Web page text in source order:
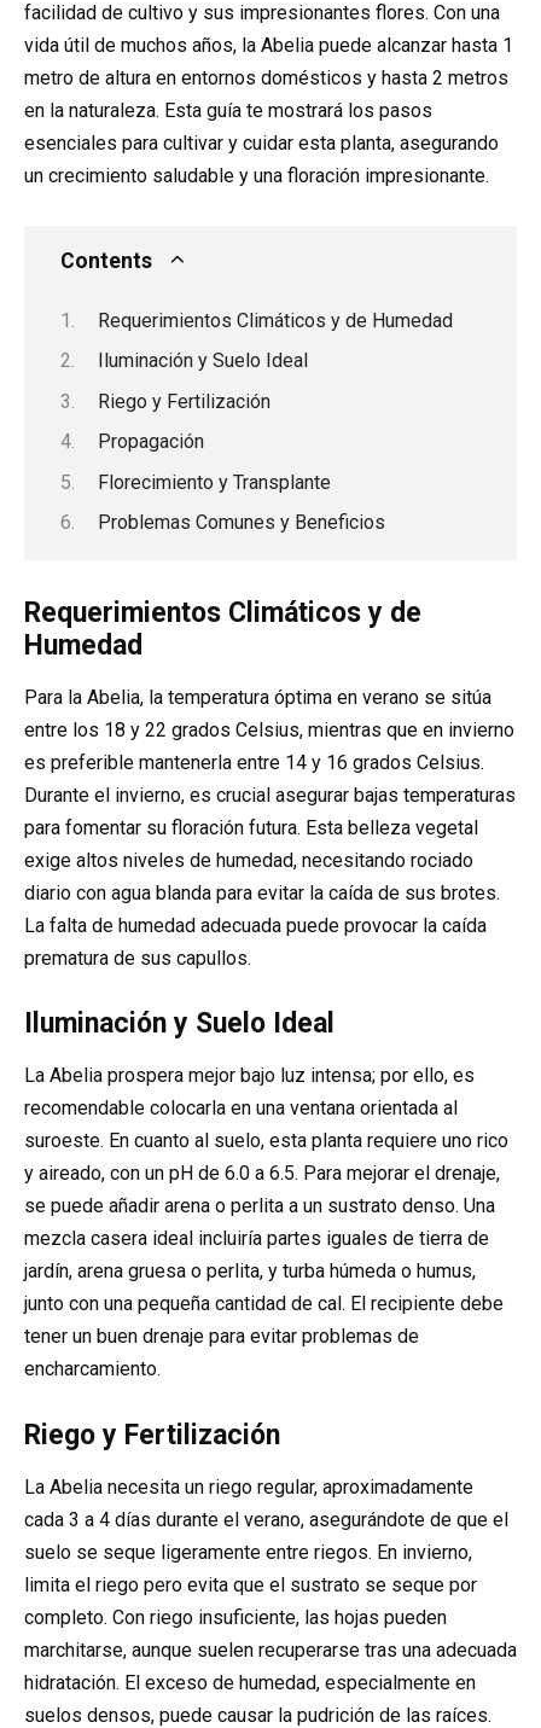
facilidad de cultivo y sus impresionantes flores. Con una
vida útil de muchos años, la Abelia puede alcanzar hasta 1
metro de altura en entornos domésticos y hasta 2 metros
en la naturaleza. Esta guía te mostrará los pasos
esenciales para cultivar y cuidar esta planta, asegurando
un crecimiento saludable y una floración impresionante.
Contents
Requerimientos Climáticos y de Humedad
Iluminación y Suelo Ideal
Riego y Fertilización
Propagación
Florecimiento y Transplante
Problemas Comunes y Beneficios
Requerimientos Climáticos y de
Humedad
Para la Abelia, la temperatura óptima en verano se sitúa
entre los 18 y 22 grados Celsius, mientras que en invierno
es preferible mantenerla entre 14 y 16 grados Celsius.
Durante el invierno, es crucial asegurar bajas temperaturas
para fomentar su floración futura. Esta belleza vegetal
exige altos niveles de humedad, necesitando rociado
diario con agua blanda para evitar la caída de sus brotes.
La falta de humedad adecuada puede provocar la caída
prematura de sus capullos.
Iluminación y Suelo Ideal
La Abelia prospera mejor bajo luz intensa; por ello, es
recomendable colocarla en una ventana orientada al
suroeste. En cuanto al suelo, esta planta requiere uno rico
y aireado, con un pH de 6.0 a 6.5. Para mejorar el drenaje,
se puede añadir arena o perlita a un sustrato denso. Una
mezcla casera ideal incluiría partes iguales de tierra de
jardín, arena gruesa o perlita, y turba húmeda o humus,
junto con una pequeña cantidad de cal. El recipiente debe
tener un buen drenaje para evitar problemas de
encharcamiento.
Riego y Fertilización
La Abelia necesita un riego regular, aproximadamente
cada 3 a 4 días durante el verano, asegurándote de que el
suelo se seque ligeramente entre riegos. En invierno,
limita el riego pero evita que el sustrato se seque por
completo. Con riego insuficiente, las hojas pueden
marchitarse, aunque suelen recuperarse tras una adecuada
hidratación. El exceso de humedad, especialmente en
suelos densos, puede causar la pudrición de las raíces.